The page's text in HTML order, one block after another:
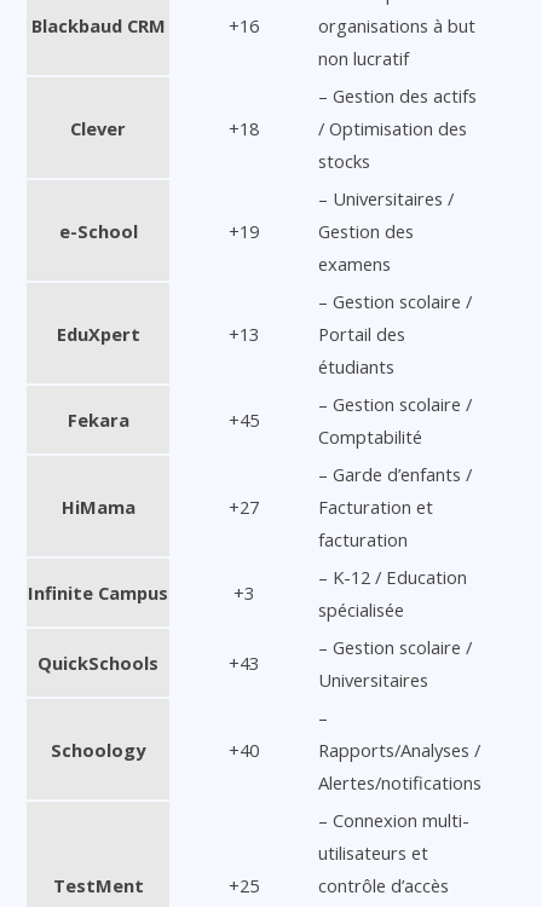
Blackbaud CRM +16
organisations à but
non lucratif
Clever +18
– Gestion des actifs
/ Optimisation des
stocks
e-School +19
– Universitaires /
Gestion des
examens
EduXpert +13
– Gestion scolaire /
Portail des
étudiants
Fekara +45
– Gestion scolaire /
Comptabilité
HiMama +27
– Garde d’enfants /
Facturation et
facturation
Infinite Campus +3
– K-12 / Education
spécialisée
QuickSchools +43
– Gestion scolaire /
Universitaires
Schoology +40
–
Rapports/Analyses /
Alertes/notifications
TestMent +25
– Connexion multi-
utilisateurs et
contrôle d’accès